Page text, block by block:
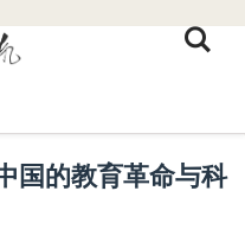
国的教育革命与科